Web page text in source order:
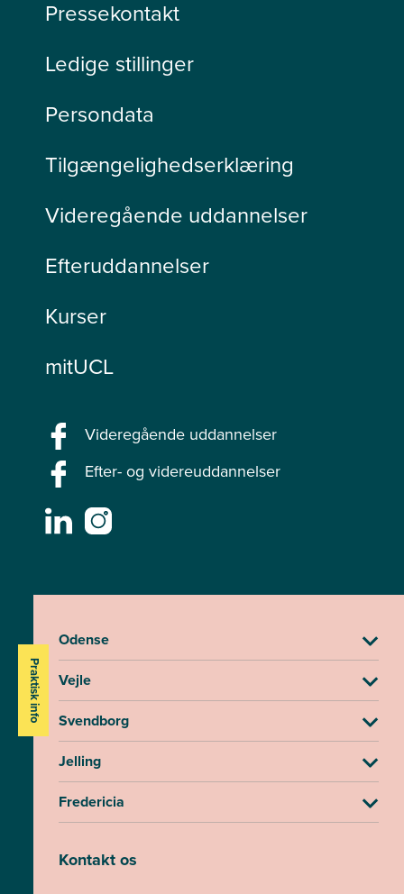
Pressekontakt
Ledige stillinger
Persondata
Tilgængelighedserklæring
Videregående uddannelser
Efteruddannelser
Kurser
mitUCL
Videregående uddannelser
Efter- og videreuddannelser
Praktisk info
Odense
Vejle
Svendborg
Jelling
Fredericia
Kontakt os